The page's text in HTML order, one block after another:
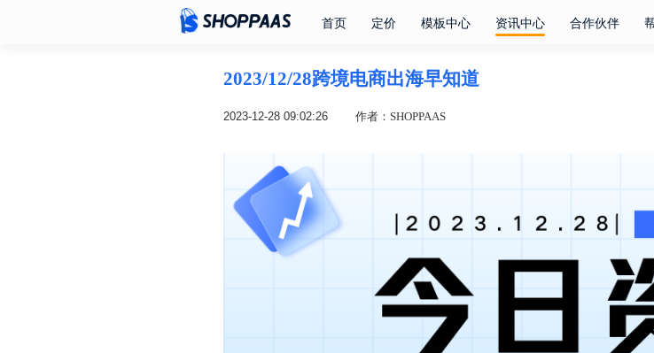
首页 定价 模板中心 资讯中心 合作伙伴
2023/12/28跨境电商出海早知道
2023-12-28 09:02:26 作者：SHOPPAAS